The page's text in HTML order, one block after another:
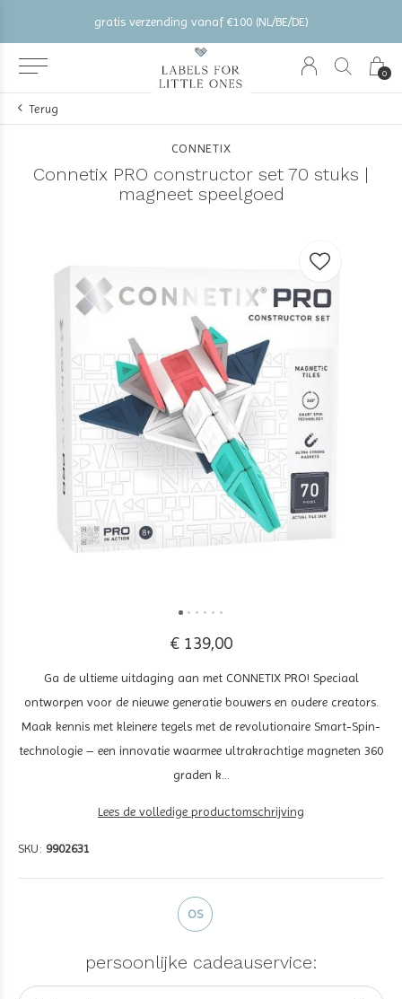
0
gratis verzending vanaf €100 (NL/BE/DE)
Terug
CONNETIX
Connetix PRO constructor set 70 stuks |
magneet speelgoed
€ 139,00
Ga de ultieme uitdaging aan met CONNETIX PRO! Speciaal
ontworpen voor de nieuwe generatie bouwers en oudere creators.
Maak kennis met kleinere tegels met de revolutionaire Smart-Spin-
technologie – een innovatie waarmee ultrakrachtige magneten 360
graden k...
Lees de volledige productomschrijving
SKU: 9902631
OS
persoonlijke cadeauservice: